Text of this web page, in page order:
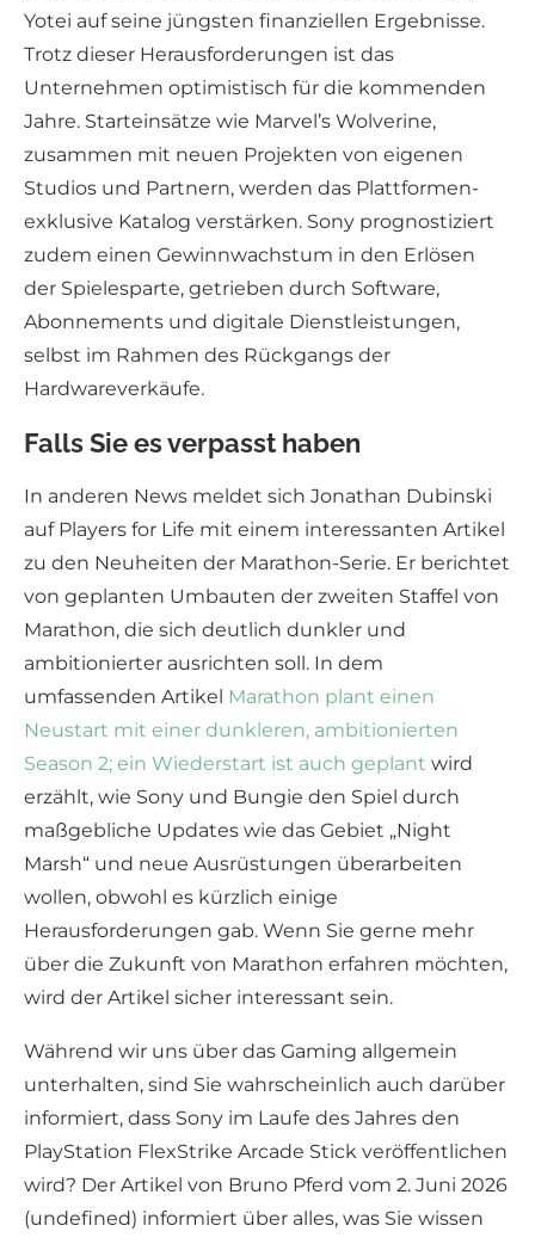
Yotei auf seine jüngsten finanziellen Ergebnisse.
Trotz dieser Herausforderungen ist das
Unternehmen optimistisch für die kommenden
Jahre. Starteinsätze wie Marvel’s Wolverine,
zusammen mit neuen Projekten von eigenen
Studios und Partnern, werden das Plattformen-
exklusive Katalog verstärken. Sony prognostiziert
zudem einen Gewinnwachstum in den Erlösen
der Spielesparte, getrieben durch Software,
Abonnements und digitale Dienstleistungen,
selbst im Rahmen des Rückgangs der
Hardwareverkäufe.
Falls Sie es verpasst haben
In anderen News meldet sich Jonathan Dubinski
auf Players for Life mit einem interessanten Artikel
zu den Neuheiten der Marathon-Serie. Er berichtet
von geplanten Umbauten der zweiten Staffel von
Marathon, die sich deutlich dunkler und
ambitionierter ausrichten soll. In dem
umfassenden Artikel Marathon plant einen
Neustart mit einer dunkleren, ambitionierten
Season 2; ein Wiederstart ist auch geplant wird
erzählt, wie Sony und Bungie den Spiel durch
maßgebliche Updates wie das Gebiet „Night
Marsh“ und neue Ausrüstungen überarbeiten
wollen, obwohl es kürzlich einige
Herausforderungen gab. Wenn Sie gerne mehr
über die Zukunft von Marathon erfahren möchten,
wird der Artikel sicher interessant sein.
Während wir uns über das Gaming allgemein
unterhalten, sind Sie wahrscheinlich auch darüber
informiert, dass Sony im Laufe des Jahres den
PlayStation FlexStrike Arcade Stick veröffentlichen
wird? Der Artikel von Bruno Pferd vom 2. Juni 2026
(undefined) informiert über alles, was Sie wissen